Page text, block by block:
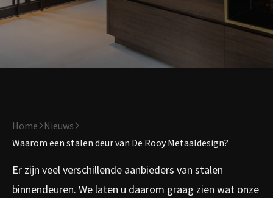
Home
Nieuws
Waarom een stalen deur van De Rooy Metaaldesign?
Er zijn veel verschillende aanbieders van stalen
binnendeuren. We laten u daarom graag zien wat onze